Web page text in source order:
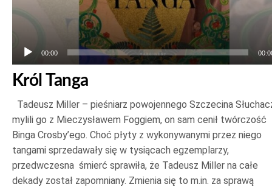
00:00
Król Tanga
Tadeusz Miller – pieśniarz powojennego Szczecina
mylili go z Mieczysławem Foggiem, on sam cenił twórczość
Binga Crosby’ego. Choć płyty z wykonywanymi przez niego
tangami sprzedawały się w tysiącach egzemplarzy,
przedwczesna śmierć sprawiła, że Tadeusz Miller na całe
dekady został zapomniany. Zmienia się to m.in. za sprawą